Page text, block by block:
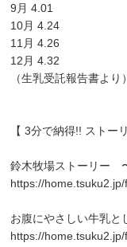
9月 4.01
10月 4.24
11月 4.26
12月 4.32
（生乳受託報告書より）
【 3分で納得!! ストー
鈴木牧場ストーリー
https://
お腹にやさしい牛乳と
https://